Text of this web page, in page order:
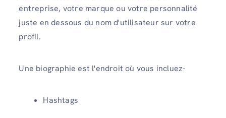
entreprise, votre marque ou votre personnalité
juste en dessous du nom d'utilisateur sur votre
profil.
Une biographie est l'endroit où vous incluez-
Hashtags